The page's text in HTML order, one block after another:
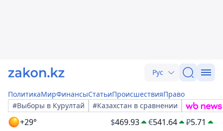
Рус
ПолитикаМирФинансыСтатьиПроисшествияПраво
#Выборы в Курултай
#Казахстан в сравнении
+29° $469.93 €541.64 ₽5.71